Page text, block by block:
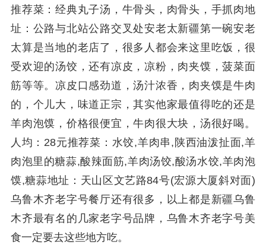
推荐菜：经典丸子汤，牛骨头，肉骨头，手抓肉地
址：公路与北站公路交叉处安老太新疆第一碗安老
太算是当地的老店了，很多人都会来这里吃饭，很
受欢迎的汤饺，还有凉皮，凉粉，肉夹馍，菠菜面
筋等等。凉皮口感劲道，汤汁浓香，肉夹馍是牛肉
的，个儿大，味道正宗，其实他家最值得吃的还是
羊肉泡馍，价格很便宜，牛肉很大块，汤很好喝。
人均：28元推荐菜：水饺,羊肉串,陕西油泼扯面,羊
肉泡里的糖蒜,酸辣面筋,羊肉汤饺,酸汤水饺,羊肉泡
馍,糖蒜地址：天山区文艺路84号(宏源大厦斜对面)
乌鲁木齐老字号餐厅还有很多，以上都是新疆乌鲁
木齐最有名的几家老字号品牌，乌鲁木齐老字号美
食一定要去这些地方吃。